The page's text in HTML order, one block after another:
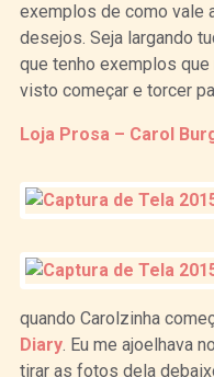
exemplos de como vale
desejos. Seja largando
que tenho exemplos
visto começar e torcer
Loja Prosa – Carol
quando Carolzinha
Diary. Eu me ajoelhava
tirar as fotos dela